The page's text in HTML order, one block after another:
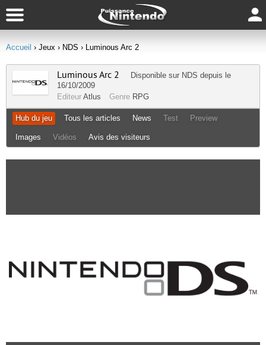
Accueil › Jeux › NDS › Luminous Arc 2
Luminous Arc 2 Disponible sur NDS depuis le
16/10/2009
Editeur Atlus Genre RPG
Hub du jeu Tous les articles News Test Preview
Images Vidéos Avis des visiteurs